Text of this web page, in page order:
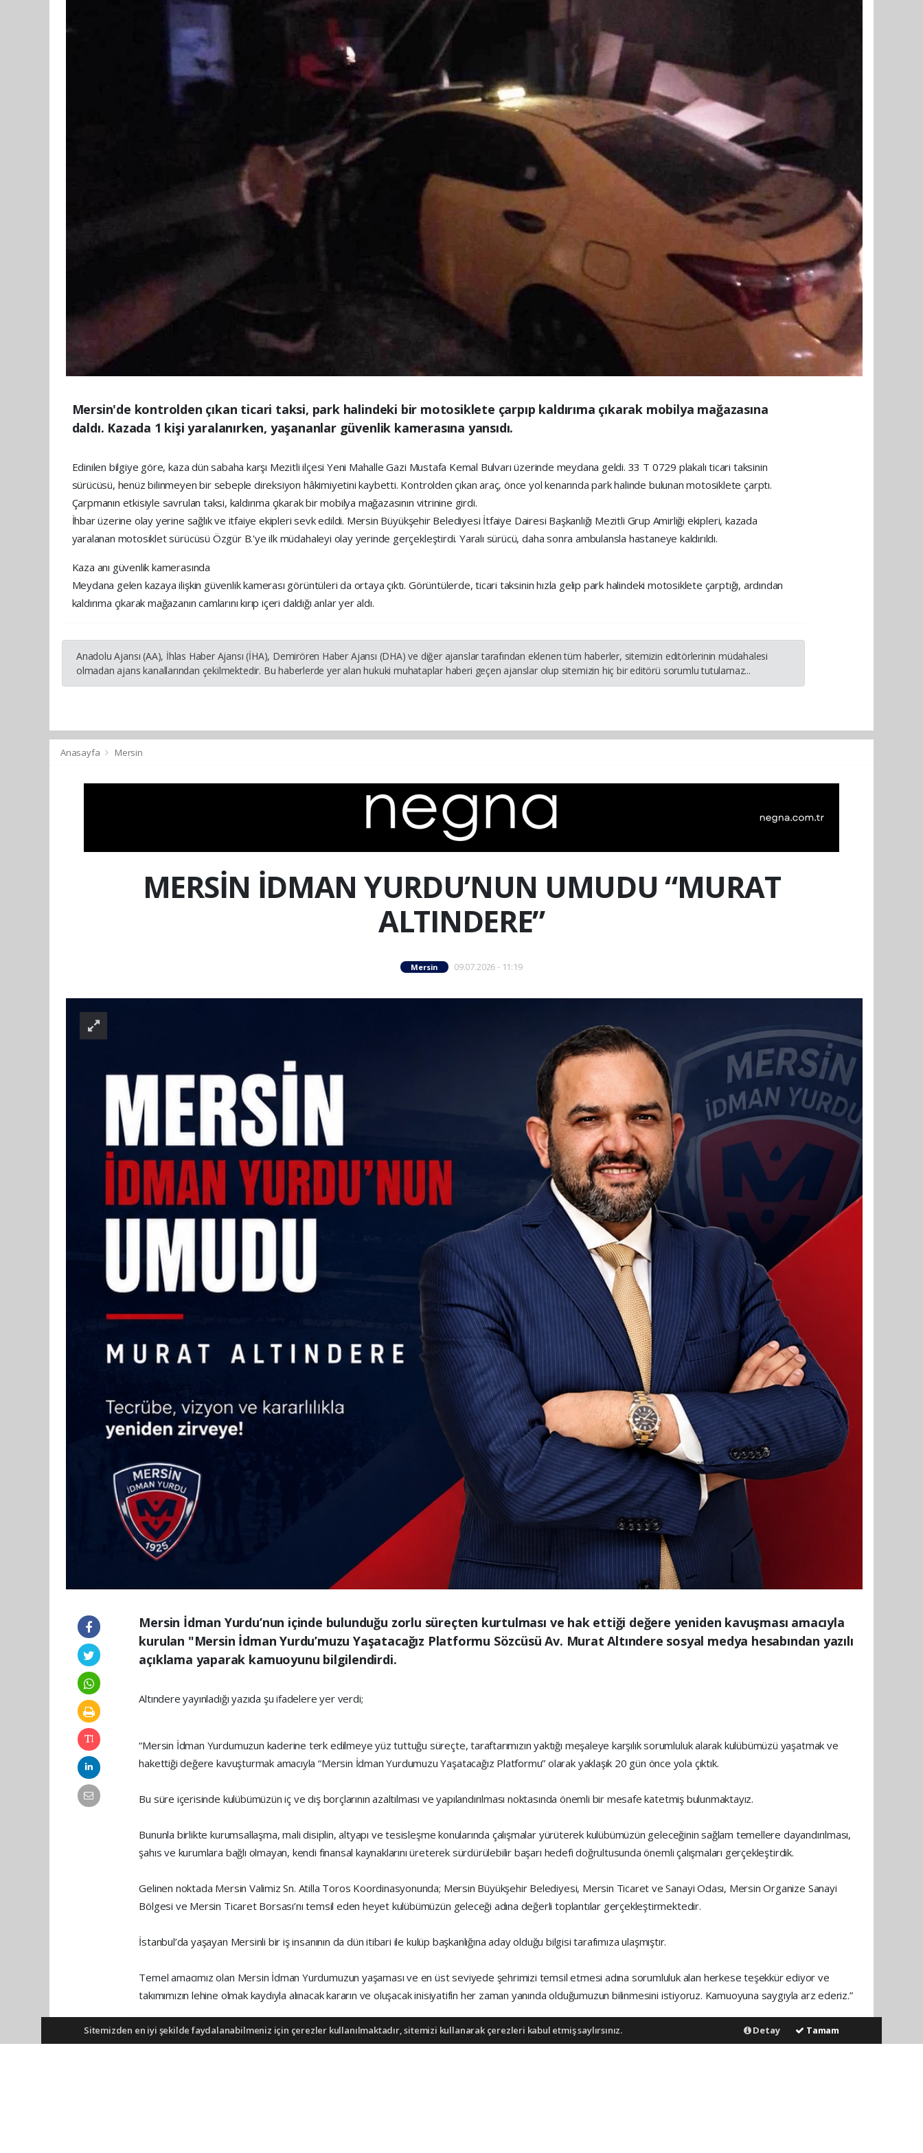
Mersin'de kontrolden çıkan ticari taksi, park halindeki bir motosiklete çarpıp kaldırıma çıkarak mobilya mağazasına
daldı. Kazada 1 kişi yaralanırken, yaşananlar güvenlik kamerasına yansıdı.
Edinilen bilgiye göre, kaza dün sabaha karşı Mezitli ilçesi Yeni Mahalle Gazi Mustafa Kemal Bulvarı üzerinde meydana geldi. 33 T 0729 plakalı ticari taksinin
sürücüsü, henüz bilinmeyen bir sebeple direksiyon hâkimiyetini kaybetti. Kontrolden çıkan araç, önce yol kenarında park halinde bulunan motosiklete çarptı.
Çarpmanın etkisiyle savrulan taksi, kaldırıma çıkarak bir mobilya mağazasının vitrinine girdi.
İhbar üzerine olay yerine sağlık ve itfaiye ekipleri sevk edildi. Mersin Büyükşehir Belediyesi İtfaiye Dairesi Başkanlığı Mezitli Grup Amirliği ekipleri, kazada
yaralanan motosiklet sürücüsü Özgür B.'ye ilk müdahaleyi olay yerinde gerçekleştirdi. Yaralı sürücü, daha sonra ambulansla hastaneye kaldırıldı.
Kaza anı güvenlik kamerasında
Meydana gelen kazaya ilişkin güvenlik kamerası görüntüleri da ortaya çıktı. Görüntülerde, ticari taksinin hızla gelip park halindeki motosiklete çarptığı, ardından
kaldırıma çıkarak mağazanın camlarını kırıp içeri daldığı anlar yer aldı.
Anadolu Ajansı (AA), İhlas Haber Ajansı (İHA), Demirören Haber Ajansı (DHA) ve diğer ajanslar tarafından eklenen tüm haberler, sitemizin editörlerinin müdahalesi
olmadan ajans kanallarından çekilmektedir. Bu haberlerde yer alan hukuki muhataplar haberi geçen ajanslar olup sitemizin hiç bir editörü sorumlu tutulamaz...
Anasayfa Mersin
MERSİN İDMAN YURDU’NUN UMUDU “MURAT
ALTINDERE”
Mersin 09.07.2026 - 11:19
Mersin İdman Yurdu’nun içinde bulunduğu zorlu süreçten kurtulması ve hak ettiği değere yeniden kavuşması amacıyla
kurulan "Mersin İdman Yurdu’muzu Yaşatacağız Platformu Sözcüsü Av. Murat Altındere sosyal medya hesabından yazılı
açıklama yaparak kamuoyunu bilgilendirdi.
Altındere yayınladığı yazıda şu ifadelere yer verdi;
“Mersin İdman Yurdumuzun kaderine terk edilmeye yüz tuttuğu süreçte, taraftarımızın yaktığı meşaleye karşılık sorumluluk alarak kulübümüzü yaşatmak ve
hakettiği değere kavuşturmak amacıyla “Mersin İdman Yurdumuzu Yaşatacağız Platformu” olarak yaklaşık 20 gün önce yola çıktık.
Bu süre içerisinde kulübümüzün iç ve dış borçlarının azaltılması ve yapılandırılması noktasında önemli bir mesafe katetmiş bulunmaktayız.
Bununla birlikte kurumsallaşma, mali disiplin, altyapı ve tesisleşme konularında çalışmalar yürüterek kulübümüzün geleceğinin sağlam temellere dayandırılması,
şahıs ve kurumlara bağlı olmayan, kendi finansal kaynaklarını üreterek sürdürülebilir başarı hedefi doğrultusunda önemli çalışmaları gerçekleştirdik.
Gelinen noktada Mersin Valimiz Sn. Atilla Toros Koordinasyonunda; Mersin Büyükşehir Belediyesi, Mersin Ticaret ve Sanayi Odası, Mersin Organize Sanayi
Bölgesi ve Mersin Ticaret Borsası’nı temsil eden heyet kulübümüzün geleceği adına değerli toplantılar gerçekleştirmektedir.
İstanbul’da yaşayan Mersinli bir iş insanının da dün itibari ile kulüp başkanlığına aday olduğu bilgisi tarafımıza ulaşmıştır.
Temel amacımız olan Mersin İdman Yurdumuzun yaşaması ve en üst seviyede şehrimizi temsil etmesi adına sorumluluk alan herkese teşekkür ediyor ve
takımımızın lehine olmak kaydıyla alınacak kararın ve oluşacak inisiyatifin her zaman yanında olduğumuzun bilinmesini istiyoruz. Kamuoyuna saygıyla arz ederiz.”
Anadolu Ajansı (AA), İhlas Haber Ajansı (İHA), Demirören Haber Ajansı (DHA) ve diğer ajanslar tarafından eklenen tüm haberler, sitemizin editörlerinin müdahalesi
Sitemizden en iyi şekilde faydalanabilmeniz için çerezler kullanılmaktadır, sitemizi kullanarak çerezleri kabul etmiş saylırsınız. Detay Tamam